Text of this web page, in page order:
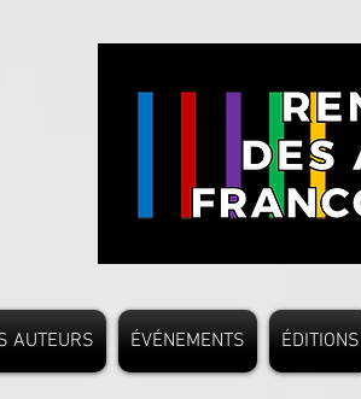
AUTEURS ÉVÉNEMENTS ÉDITIONS